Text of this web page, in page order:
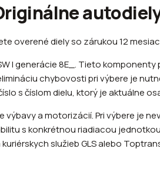
overené diely so zárukou 12
I generácie 8E_. Tieto
chybovosti pri výbere je
s číslom dielu, ktorý je aktuálne
a motorizácií. Pri výbere je
s konkrétnou riadiacou
služieb GLS alebo